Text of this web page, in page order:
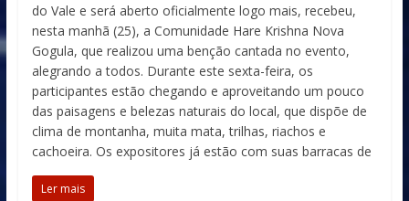
do Vale e será aberto oficialmente logo mais, recebeu,
nesta manhã (25), a Comunidade Hare Krishna Nova
Gogula, que realizou uma benção cantada no evento,
alegrando a todos. Durante este sexta-feira, os
participantes estão chegando e aproveitando um pouco
das paisagens e belezas naturais do local, que dispõe de
clima de montanha, muita mata, trilhas, riachos e
cachoeira. Os expositores já estão com suas barracas de
Ler mais